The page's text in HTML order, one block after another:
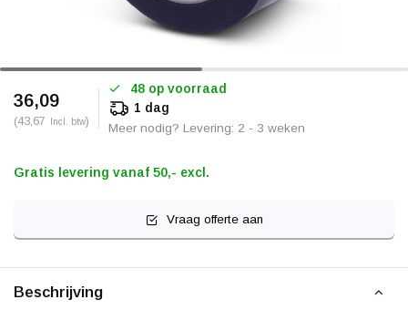
36,09
(43,67 Incl. btw)
48 op voorraad
1 dag
Meer nodig? Levering: 2 - 3 weken
Gratis levering vanaf 50,- excl.
Vraag offerte aan
Beschrijving